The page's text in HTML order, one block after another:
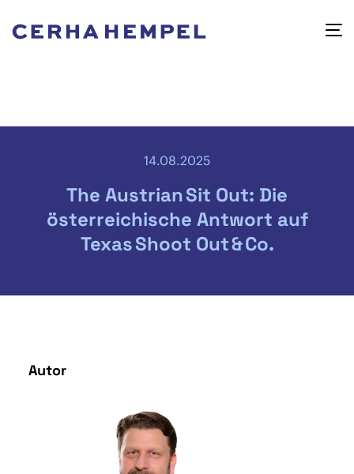
14.08.2025
The Austrian Sit Out: Die
österreichische Antwort auf
Texas Shoot Out & Co.
Autor